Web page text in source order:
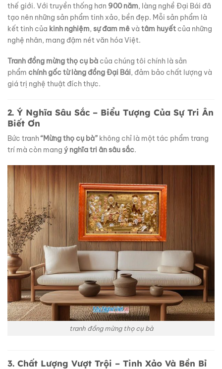
thế giới. Với truyền thống hơn 900 năm, làng nghề Đại Bái đã
tạo nên những sản phẩm tinh xảo, bền đẹp. Mỗi sản phẩm là
kết tinh của kinh nghiệm, sự đam mêvà tâm huyết của những
nghệ nhân, mang đậm nét văn hóa Việt.
Tranh đồng mừng thọ cụ bà của chúng tôi chính là sản
phẩm chính gốc từ làng đồng Đại Bái, đảm bảo chất lượng và
giá trị nghệ thuật đích thực.
2. Ý Nghĩa Sâu Sắc – Biểu Tượng Của Sự Tri Ân
Biết Ơn
Bức tranh“Mừng thọ cụ bà” không chỉ là một tác phẩm trang
trí mà còn mang ý nghĩa tri ân sâu sắc.
tranh đồng mừng thọ cụ bà
3. Chất Lượng Vượt Trội – Tinh Xảo Và Bền Bỉ